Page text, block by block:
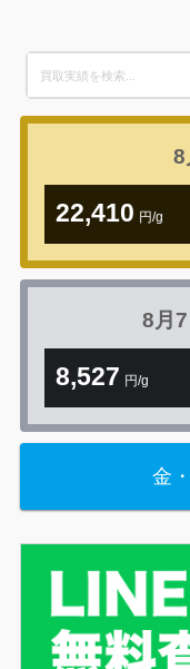
for:
8
22,410 円/g
8月
8,527 円/g
金